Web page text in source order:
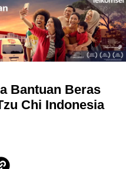
Bantuan Beras
Chi Indonesia